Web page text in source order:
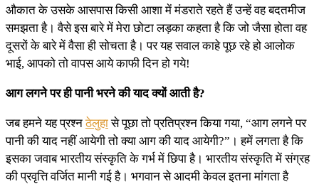
औकात के उसके आसपास किसी आशा में मंडराते रहते हैं उन्हें वह बदतमीज
समझता है। वैसे इस बारे में मेरा छोटा लड़का कहता है कि जो जैसा होता वह
दूसरों के बारे में वैसा ही सोचता है। पर यह सवाल काहे पूछ रहे हो आलोक
भाई, आपको तो वापस आये काफी दिन हो गये!
आग लगने पर ही पानी भरने की याद क्यों आती है?
जब हमने यह प्रश्नठेलुहासे पूछा तो प्रतिप्रश्न किया गया, “आग लगने पर
पानी की याद नहीं आयेगी तो क्या आग की याद आयेगी?”। हमें लगता है कि
इसका जवाब भारतीय संस्कृति के गर्भ में छिपा है। भारतीय संस्कृति में संग्रह
की प्रवृत्ति वर्जित मानी गई है। भगवान से आदमी केवल इतना मांगता है